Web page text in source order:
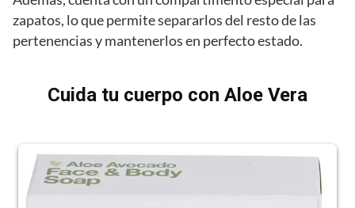
zapatos, lo que permite separarlos del resto de las
pertenencias y mantenerlos en perfecto estado.
Cuida tu cuerpo con Aloe Vera